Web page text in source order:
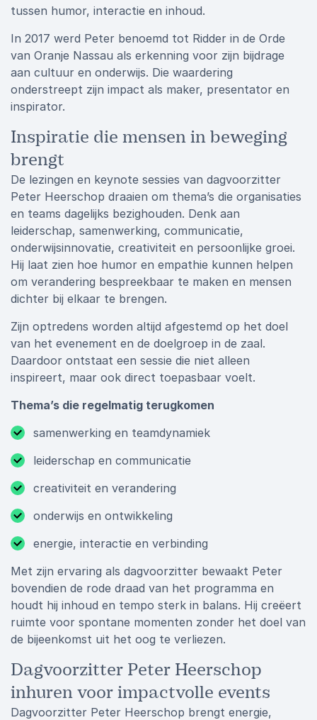
tussen humor, interactie en inhoud.
In 2017 werd Peter benoemd tot Ridder in de Orde
van Oranje Nassau als erkenning voor zijn bijdrage
aan cultuur en onderwijs. Die waardering
onderstreept zijn impact als maker, presentator en
inspirator.
Inspiratie die mensen in beweging
brengt
De lezingen en keynote sessies van dagvoorzitter
Peter Heerschop draaien om thema’s die organisaties
en teams dagelijks bezighouden. Denk aan
leiderschap, samenwerking, communicatie,
onderwijsinnovatie, creativiteit en persoonlijke groei.
Hij laat zien hoe humor en empathie kunnen helpen
om verandering bespreekbaar te maken en mensen
dichter bij elkaar te brengen.
Zijn optredens worden altijd afgestemd op het doel
van het evenement en de doelgroep in de zaal.
Daardoor ontstaat een sessie die niet alleen
inspireert, maar ook direct toepasbaar voelt.
Thema’s die regelmatig terugkomen
samenwerking en teamdynamiek
leiderschap en communicatie
creativiteit en verandering
onderwijs en ontwikkeling
energie, interactie en verbinding
Met zijn ervaring als dagvoorzitter bewaakt Peter
bovendien de rode draad van het programma en
houdt hij inhoud en tempo sterk in balans. Hij creëert
ruimte voor spontane momenten zonder het doel van
de bijeenkomst uit het oog te verliezen.
Dagvoorzitter Peter Heerschop
inhuren voor impactvolle events
Dagvoorzitter Peter Heerschop brengt energie,